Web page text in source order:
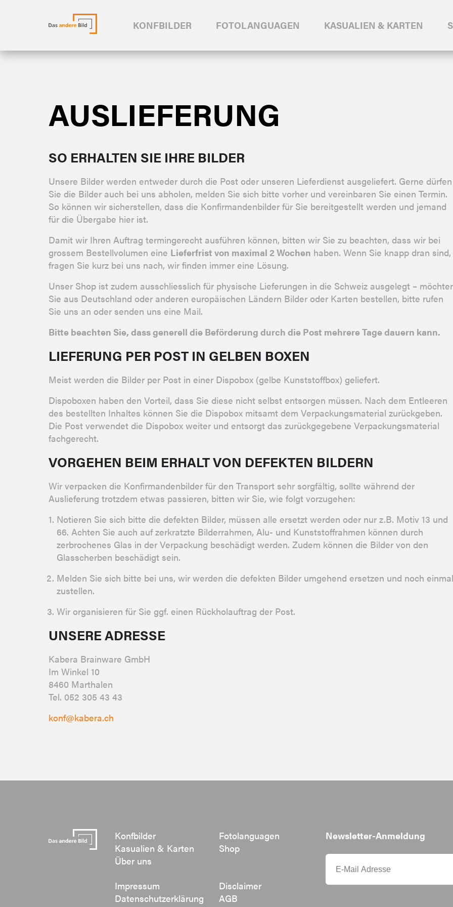
KONFBILDER FOTOLANGUAGEN KASUALIEN & KARTEN
AUSLIEFERUNG
SO ERHALTEN SIE IHRE BILDER
Unsere Bilder werden entweder durch die Post oder unseren Lieferdienst ausgeliefert. Gerne dürfen
Sie die Bilder auch bei uns abholen, melden Sie sich bitte vorher und vereinbaren Sie einen Termin.
So können wir sicherstellen, dass die Konfirmandenbilder für Sie bereitgestellt werden und jemand
für die Übergabe hier ist.
Damit wir Ihren Auftrag termingerecht ausführen können, bitten wir Sie zu beachten, dass wir bei
grossem Bestellvolumen eine Lieferfrist von maximal 2 Wochen haben. Wenn Sie knapp dran sind,
fragen Sie kurz bei uns nach, wir finden immer eine Lösung.
Unser Shop ist zudem ausschliesslich für physische Lieferungen in die Schweiz ausgelegt –
Sie aus Deutschland oder anderen europäischen Ländern Bilder oder Karten bestellen, bitte rufen
Sie uns an oder senden uns eine Mail.
Bitte beachten Sie, dass generell die Beförderung durch die Post mehrere Tage dauern kann.
LIEFERUNG PER POST IN GELBEN BOXEN
Meist werden die Bilder per Post in einer Dispobox (gelbe Kunststoffbox) geliefert.
Dispoboxen haben den Vorteil, dass Sie diese nicht selbst entsorgen müssen. Nach dem Entleeren
des bestellten Inhaltes können Sie die Dispobox mitsamt dem Verpackungsmaterial zurückgeben.
Die Post verwendet die Dispobox weiter und entsorgt das zurückgegebene Verpackungsmaterial
fachgerecht.
VORGEHEN BEIM ERHALT VON DEFEKTEN BILDERN
Wir verpacken die Konfirmandenbilder für den Transport sehr sorgfältig, sollte während der
Auslieferung trotzdem etwas passieren, bitten wir Sie, wie folgt vorzugehen:
Notieren Sie sich bitte die defekten Bilder, müssen alle ersetzt werden oder nur z.B. Motiv 13 und
66. Achten Sie auch auf zerkratzte Bilderrahmen, Alu- und Kunststoffrahmen können durch
zerbrochenes Glas in der Verpackung beschädigt werden. Zudem können die Bilder von den
Glasscherben beschädigt sein.
Melden Sie sich bitte bei uns, wir werden die defekten Bilder umgehend ersetzen und noch einmal
zustellen.
Wir organisieren für Sie ggf. einen Rückholauftrag der Post.
UNSERE ADRESSE
Kabera Brainware GmbH
Im Winkel 10
8460 Marthalen
Tel. 052 305 43 43
konf@kabera.ch
Konfbilder
Fotolanguagen
Kasualien & Karten
Shop
Über uns
Impressum
Disclaimer
Datenschutzerklärung
AGB
Newsletter-Anmeldung